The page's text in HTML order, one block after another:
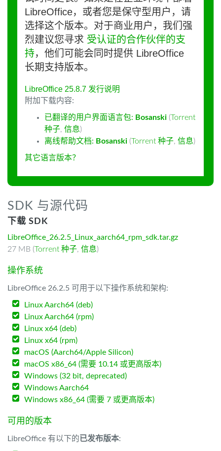
LibreOffice，或者您是保守型用户，请
选择这个版本。对于商业用户，我们强
烈建议您寻求 受认证的合作伙伴的支
持，他们可能会同时提供 LibreOffice
长期支持版本。
LibreOffice 25.8.7 发行说明
附加下载内容:
已翻译的用户界面语言包: Bosanski (Torrent
种子, 信息)
离线帮助文档: Bosanski (Torrent 种子, 信息)
其它语言版本？
SDK 与源代码
下载 SDK
LibreOffice_26.2.5_Linux_aarch64_rpm_sdk.tar.gz
27 MB (Torrent 种子, 信息)
操作系统
LibreOffice 26.2.5 可用于以下操作系统和架构:
Linux Aarch64 (deb)
Linux Aarch64 (rpm)
Linux x64 (deb)
Linux x64 (rpm)
macOS (Aarch64/Apple Silicon)
macOS x86_64 (需要 10.14 或更高版本)
Windows (32 bit, deprecated)
Windows Aarch64
Windows x86_64 (需要 7 或更高版本)
可用的版本
LibreOffice 有以下的已发布版本: